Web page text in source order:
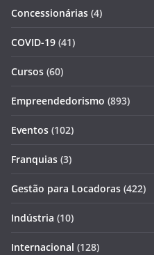
Concessionárias (4)
COVID-19 (41)
Cursos (60)
Empreendedorismo (893)
Eventos (102)
Franquias (3)
Gestão para Locadoras (422)
Indústria (10)
Internacional (128)